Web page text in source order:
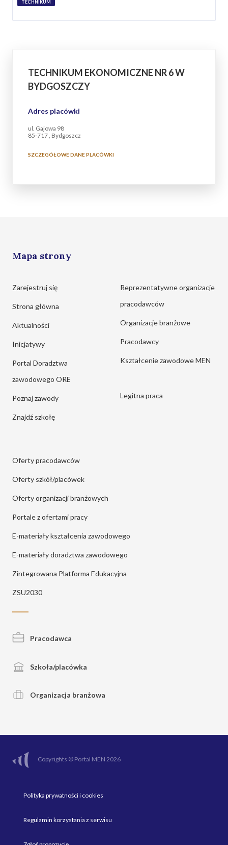
TECHNIKUM
TECHNIKUM EKONOMICZNE NR 6 W
BYDGOSZCZY
Adres placówki
ul. Gajowa 98
85-717 , Bydgoszcz
SZCZEGÓŁOWE DANE PLACÓWKI
Mapa strony
Zarejestruj się
Strona główna
Aktualności
Inicjatywy
Portal Doradztwa
zawodowego ORE
Poznaj zawody
Znajdź szkołę
Reprezentatywne organizacje
pracodawców
Organizacje branżowe
Pracodawcy
Kształcenie zawodowe MEN
Legitna praca
Oferty pracodawców
Oferty szkół/placówek
Oferty organizacji branżowych
Portale z ofertami pracy
E-materiały kształcenia zawodowego
E-materiały doradztwa zawodowego
Zintegrowana Platforma Edukacyjna
ZSU2030
Pracodawca
Szkoła/placówka
Organizacja branżowa
Copyrights © Portal MEN 2026
Polityka prywatności i cookies
Regulamin korzystania z serwisu